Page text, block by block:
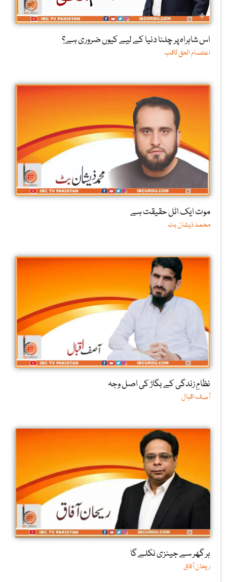
اس شاہراہ پر چلنا دنیا کے لیے کیوں ضروری ہے؟
اعتصام الحق ثاقب
موت ایک اٹل حقیقت ہے
محمد ذیشان بٹ
نظامِ زندگی کے بگاڑ کی اصل وجہ
آصف اقبال
ہر گھر سے جینزی نکلے گا
ریحان آفاق